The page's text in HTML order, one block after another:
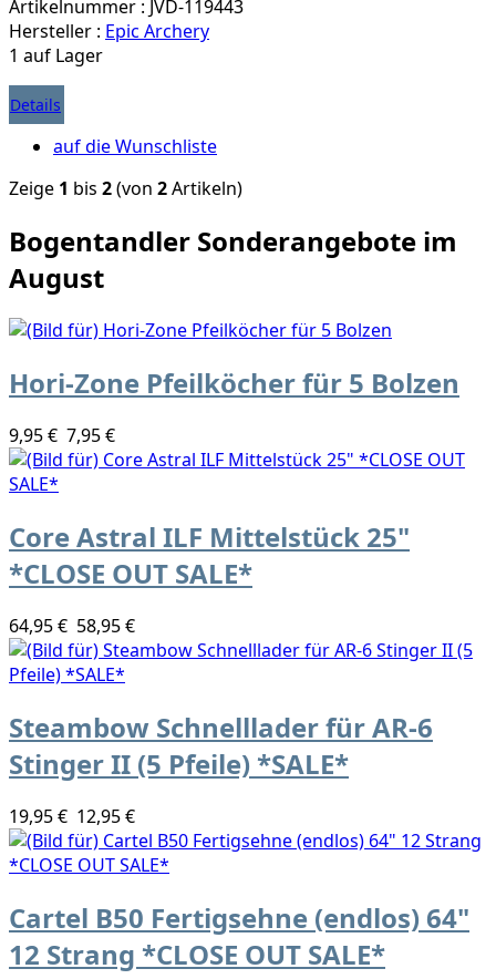
Artikelnummer : JVD-119443
Hersteller : Epic Archery
1 auf Lager
Details
auf die Wunschliste
Zeige 1 bis 2(von 2Artikeln)
Bogentandler Sonderangebote im
August
Hori-Zone Pfeilköcher für 5 Bolzen
9,95 € 7,95 €
Core Astral ILF Mittelstück 25"
*CLOSE OUT SALE*
64,95 € 58,95 €
Steambow Schnelllader für AR-6
Stinger II (5 Pfeile) *SALE*
19,95 € 12,95 €
Cartel B50 Fertigsehne (endlos) 64"
12 Strang *CLOSE OUT SALE*